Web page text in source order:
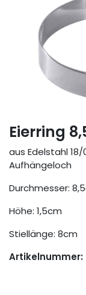
Eierring
aus Edelstahl
Aufhängeloch
Durchmesser:
Höhe: 1,5cm
Stiellänge: 8cm
Artikelnummer: